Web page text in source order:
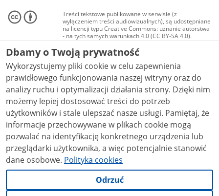
Treści tekstowe publikowane w serwisie (z
wyłączeniem treści audiowizualnych), są udostępniane
na licencji typu Creative Commons: uznanie autorstwa
- na tych samych warunkach 4.0 (CC BY-SA 4.0).
Materiały audiowizualne, w tym zdjęcia, materiały
audio i wideo, są udostępniane na licencji typu
Creative Commons: uznanie autorstwa użycie
niekomercyjne - bez utworów zależnych 4.0 (CC BY-
NC-ND 4.0), o ile nie jest to stwierdzone inaczej.
Dbamy o Twoją prywatność
Wykorzystujemy pliki cookie w celu zapewnienia
prawidłowego funkcjonowania naszej witryny oraz do
analizy ruchu i optymalizacji działania strony. Dzięki nim
możemy lepiej dostosować treści do potrzeb
użytkowników i stale ulepszać nasze usługi. Pamiętaj, że
informacje przechowywane w plikach cookie mogą
pozwalać na identyfikację konkretnego urządzenia lub
przeglądarki użytkownika, a więc potencjalnie stanowić
dane osobowe. Polityka cookies
Odrzuć